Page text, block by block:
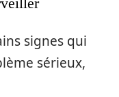
signes qui
sérieux,